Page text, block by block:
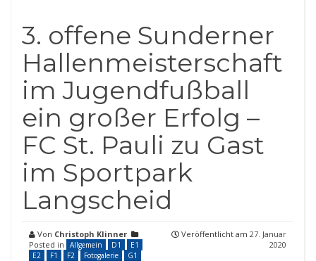
3. offene Sunderner
Hallenmeisterschaft
im Jugendfußball
ein großer Erfolg –
FC St. Pauli zu Gast
im Sportpark
Langscheid
Von Christoph Klinner
Posted in
Allgemein D1
E1
E2
F1 F2 Fotogalerie G1
Veröffentlicht am 27. Januar
2020